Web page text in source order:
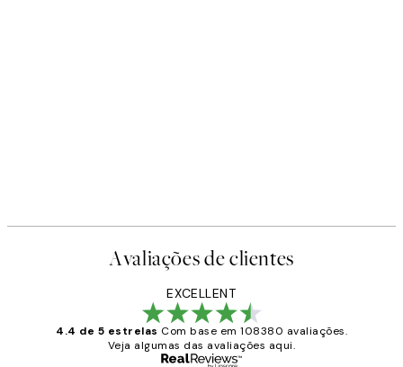
Avaliações de clientes
EXCELLENT
4.4 de 5 estrelas Com base em 108380 avaliações.
Veja algumas das avaliações aqui.